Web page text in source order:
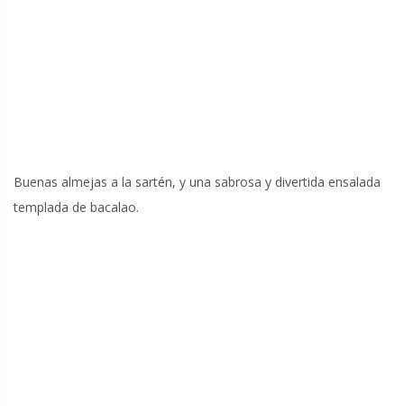
Buenas almejas a la sartén, y una sabrosa y divertida ensalada
templada de bacalao.